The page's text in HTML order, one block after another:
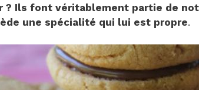
? Ils font véritablement partie de
une spécialité qui lui est propre.